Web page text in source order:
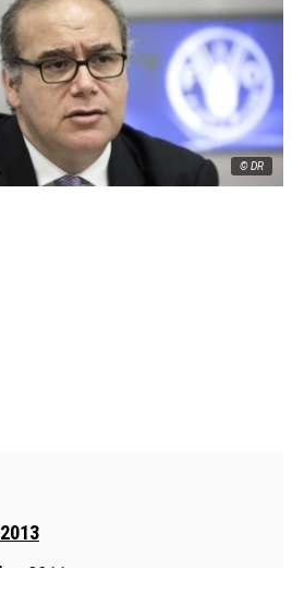
© DR
2011